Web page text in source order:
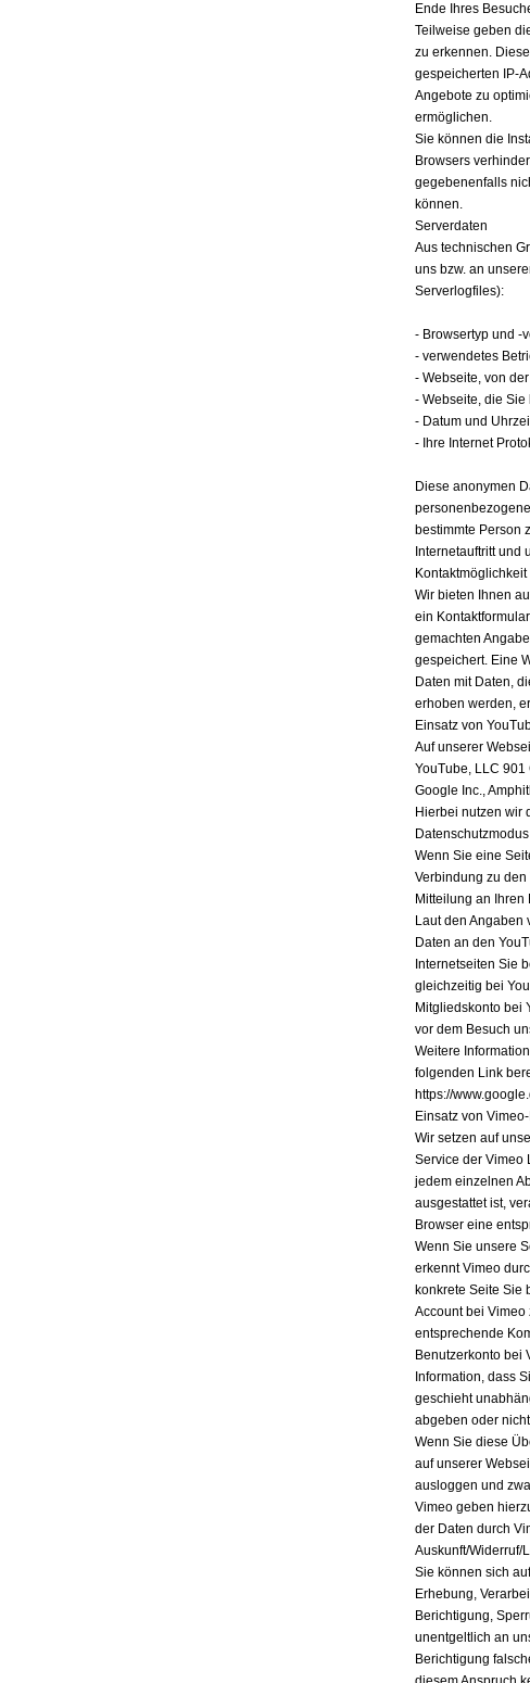
Ende Ihres
Teilweise geben
zu erkennen.
gespeicherten IP-
Angebote zu
ermöglichen.
Sie können die
Browsers
gegebenenfalls
können.
Serverdaten
Aus technischen
uns bzw. an
Serverlogfiles):
- Browsertyp und -
- verwendetes
- Webseite, von
- Webseite, die Sie
- Datum und
- Ihre Internet
Diese anonymen
bestimmte Person
Internetauftritt und
Kontaktmöglichkeit
Wir bieten Ihnen
ein
gemachten
gespeichert. Eine
Daten mit Daten,
erhoben werden,
Einsatz von
Auf unserer
YouTube, LLC
Google Inc.,
Hierbei nutzen wir
Wenn Sie eine
Verbindung zu
Mitteilung an Ihren
Laut den Angaben
Daten an den
Internetseiten Sie
gleichzeitig bei
Mitgliedskonto bei
vor dem Besuch
Weitere
folgenden Link
https://
Einsatz von
Wir setzen auf
Service der Vimeo
jedem einzelnen
ausgestattet ist,
Browser eine
Wenn Sie unsere
erkennt Vimeo
konkrete Seite Sie
Account bei Vimeo
entsprechende
Benutzerkonto bei
Information, dass
geschieht
abgeben oder
Wenn Sie diese
auf unserer
ausloggen und
Vimeo geben
der Daten durch
Auskunft/Widerruf/
Sie können sich
Erhebung,
Berichtigung,
unentgeltlich an
Berichtigung